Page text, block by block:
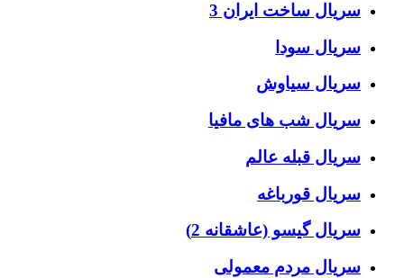
سریال ساخت ایران 3
سریال سودا
سریال سیاوش
سریال شب های مافیا
سریال قبله عالم
سریال قورباغه
سریال گیسو (عاشقانه 2)
سریال مردم معمولی